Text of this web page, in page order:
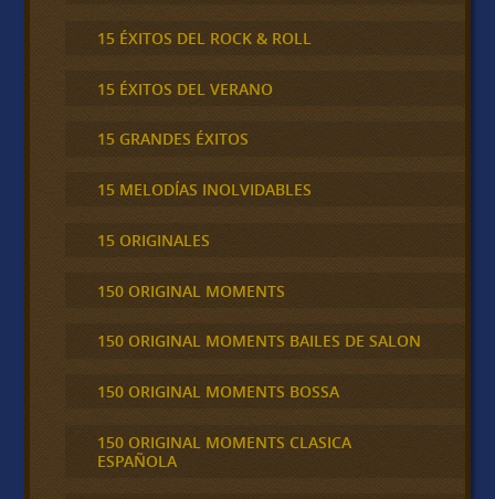
15 ÉXITOS DEL ROCK & ROLL
15 ÉXITOS DEL VERANO
15 GRANDES ÉXITOS
15 MELODÍAS INOLVIDABLES
15 ORIGINALES
150 ORIGINAL MOMENTS
150 ORIGINAL MOMENTS BAILES DE SALON
150 ORIGINAL MOMENTS BOSSA
150 ORIGINAL MOMENTS CLASICA
ESPAÑOLA